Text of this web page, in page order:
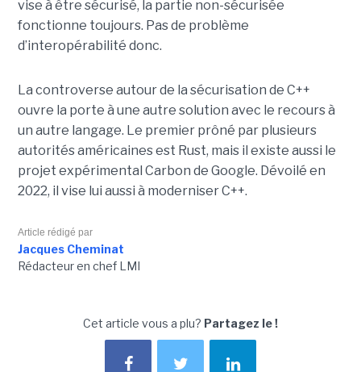
vise à être sécurisé, la partie non-sécurisée
fonctionne toujours. Pas de problème
d’interopérabilité donc.
La controverse autour de la sécurisation de C++
ouvre la porte à une autre solution avec le recours à
un autre langage. Le premier prôné par plusieurs
autorités américaines est Rust, mais il existe aussi le
projet expérimental Carbon de Google. Dévoilé en
2022, il vise lui aussi à moderniser C++.
Article rédigé par
Jacques Cheminat
Rédacteur en chef LMI
Cet article vous a plu? Partagez le !